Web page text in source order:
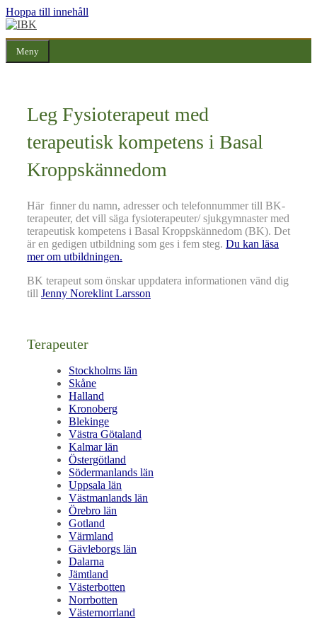
Hoppa till innehåll
Meny
Leg Fysioterapeut med
terapeutisk kompetens i Basal
Kroppskännedom
Här finner du namn, adresser och telefonnummer till BK-
terapeuter, det vill säga fysioterapeuter/ sjukgymnaster med
terapeutisk kompetens i Basal Kroppskännedom (BK). Det
är en gedigen utbildning som ges i fem steg. Du kan läsa
mer om utbildningen.
BK terapeut som önskar uppdatera informationen vänd dig
till Jenny Noreklint Larsson
Terapeuter
Stockholms län
Skåne
Halland
Kronoberg
Blekinge
Västra Götaland
Kalmar län
Östergötland
Södermanlands län
Uppsala län
Västmanlands län
Örebro län
Gotland
Värmland
Gävleborgs län
Dalarna
Jämtland
Västerbotten
Norrbotten
Västernorrland